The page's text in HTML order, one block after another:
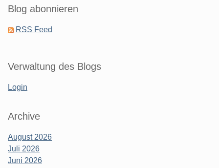
Blog abonnieren
RSS Feed
Verwaltung des Blogs
Login
Archive
August 2026
Juli 2026
Juni 2026